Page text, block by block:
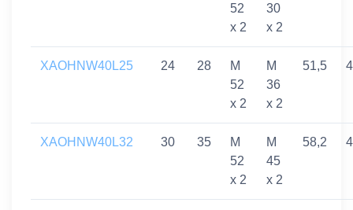
52
x 2
30
x 2
XAOHNW40L25 24 28
M
52
x 2
M
36
x 2
51,5
XAOHNW40L32 30 35
M
52
x 2
M
45
x 2
58,2